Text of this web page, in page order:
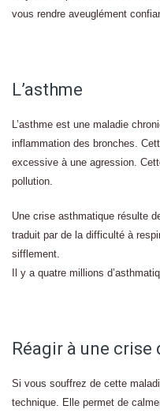
vous rendre aveuglément
L’asthme
L’asthme est une maladie
inflammation des bronches.
excessive à une agression.
pollution.
Une crise asthmatique résulte
traduit par de la difficulté à
sifflement.
Il y a quatre millions
Réagir à une crise
Si vous souffrez de cette
technique. Elle permet de